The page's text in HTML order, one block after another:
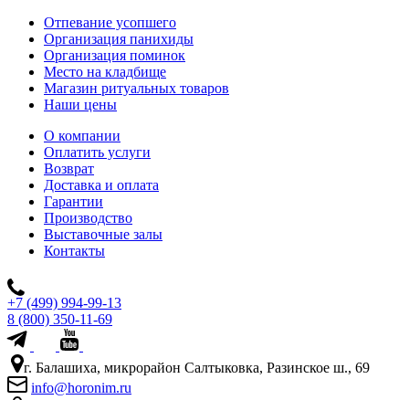
Отпевание усопшего
Организация панихиды
Организация поминок
Место на кладбище
Магазин ритуальных товаров
Наши цены
О компании
Оплатить услуги
Возврат
Доставка и оплата
Гарантии
Производство
Выставочные залы
Контакты
+7 (499) 994-99-13
8 (800) 350-11-69
г. Балашиха, микрорайон Салтыковка, Разинское ш., 69
info@horonim.ru